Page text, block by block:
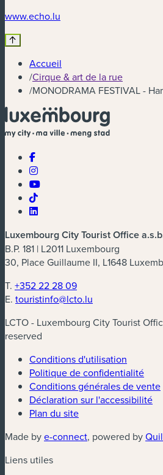
www.echo.lu
Accueil
/Cirque & art de la rue
/MONODRAMA FESTIVAL -
Luxembourg City Tourist Office
B.P. 181 | L2011 Luxembourg
30, Place Guillaume II, L1648
T. +352 22 28 09
E. touristinfo@lcto.lu
LCTO - Luxembourg City Tourist
reserved
Conditions d'utilisation
Politique de confidentialité
Conditions générales de vente
Déclaration sur l'accessibilité
Plan du site
Made bye-connect(nouvelle fenêtre)
, powered by
Liens utiles